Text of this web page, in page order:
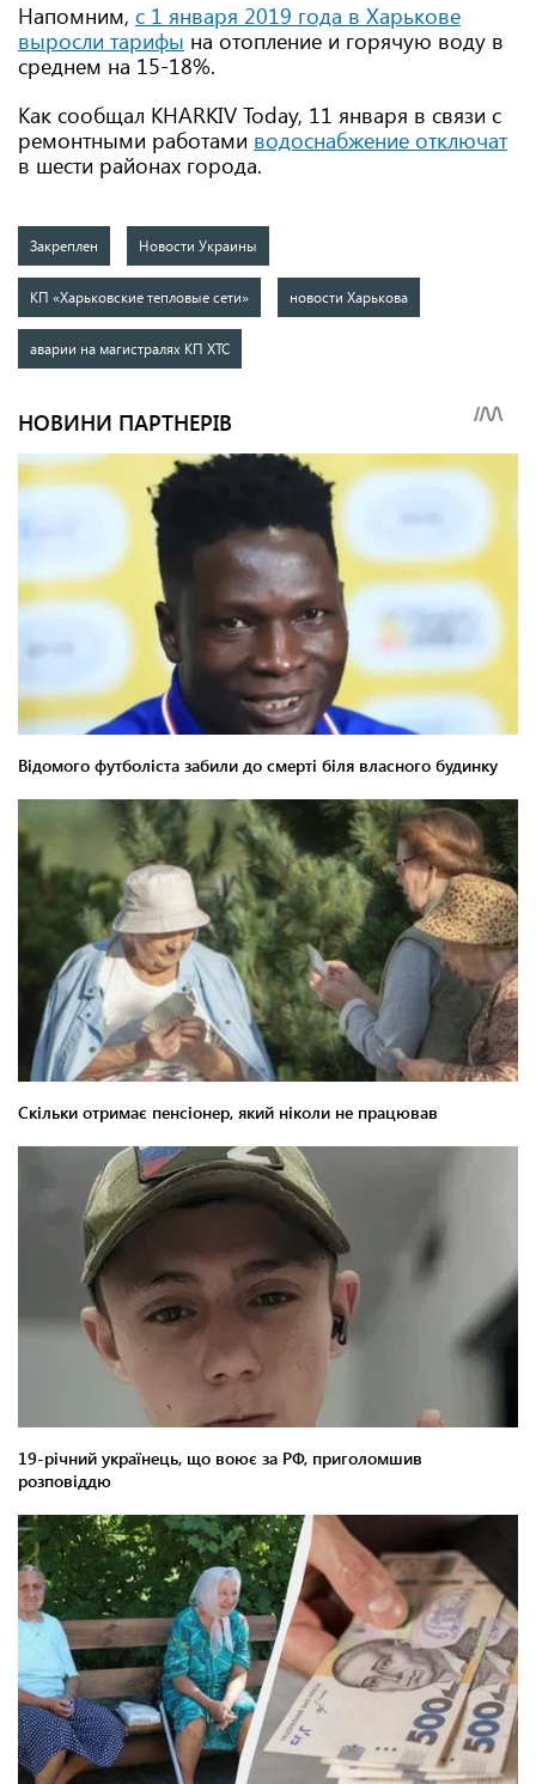
Напомним, с 1 января 2019 года в Харькове
выросли тарифы на отопление и горячую воду в
среднем на 15-18%.
Как сообщал KHARKIV Today, 11 января в связи с
ремонтными работами водоснабжение отключат
в шести районах города.
Закреплен Новости Украины
КП «Харьковские тепловые сети» новости Харькова
аварии на магистралях КП ХТС